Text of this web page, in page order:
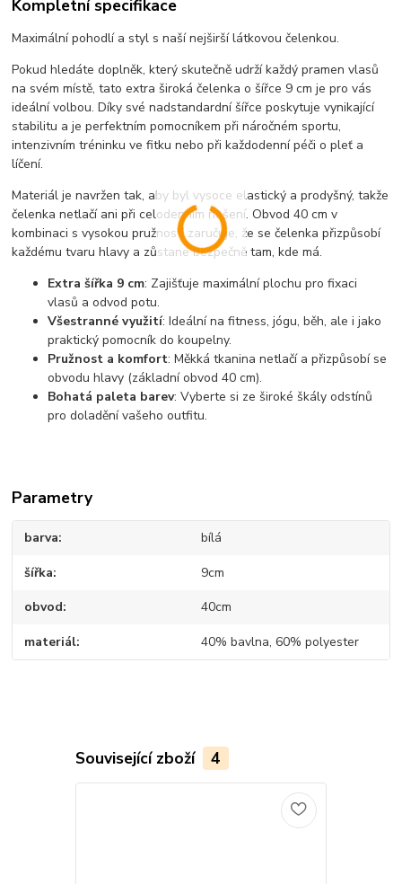
Kompletní specifikace
Maximální pohodlí a styl s naší nejširší látkovou čelenkou.
Pokud hledáte doplněk, který skutečně udrží každý pramen vlasů
na svém místě, tato extra široká čelenka o šířce 9 cm je pro vás
ideální volbou. Díky své nadstandardní šířce poskytuje vynikající
stabilitu a je perfektním pomocníkem při náročném sportu,
intenzivním tréninku ve fitku nebo při každodenní péči o pleť a
líčení.
Materiál je navržen tak, aby byl vysoce elastický a prodyšný, takže
čelenka netlačí ani při celodenním nošení. Obvod 40 cm v
kombinaci s vysokou pružností zaručuje, že se čelenka přizpůsobí
každému tvaru hlavy a zůstane bezpečně tam, kde má.
Extra šířka 9 cm: Zajišťuje maximální plochu pro fixaci
vlasů a odvod potu.
Všestranné využití: Ideální na fitness, jógu, běh, ale i jako
praktický pomocník do koupelny.
Pružnost a komfort: Měkká tkanina netlačí a přizpůsobí se
obvodu hlavy (základní obvod 40 cm).
Bohatá paleta barev: Vyberte si ze široké škály odstínů
pro doladění vašeho outfitu.
Parametry
barva bílá
šířka 9cm
obvod 40cm
materiál 40% bavlna, 60% polyester
Související zboží 4